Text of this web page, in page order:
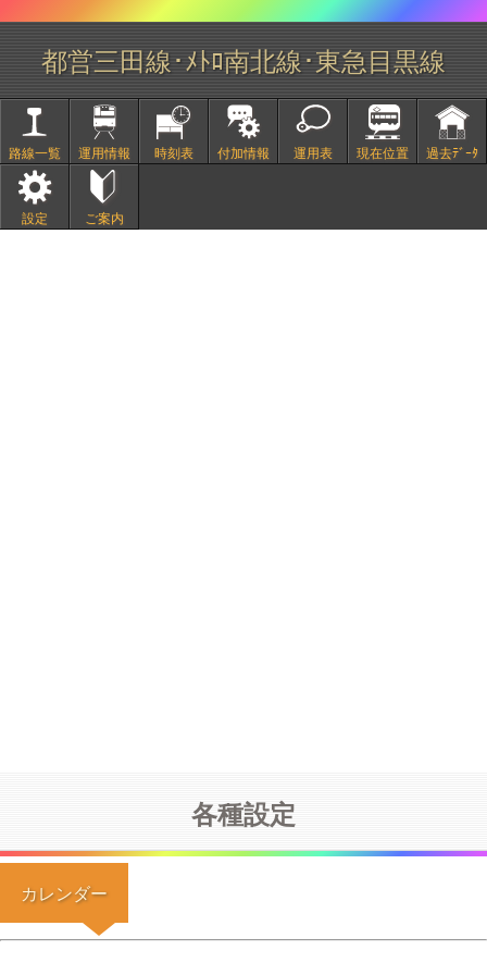
都営三田線･ﾒﾄﾛ南北線･東急目黒線
路線一覧 運用情報 時刻表 付加情報 運用表 現在位置 過去ﾃﾞｰﾀ
設定 ご案内
各種設定
カレンダー